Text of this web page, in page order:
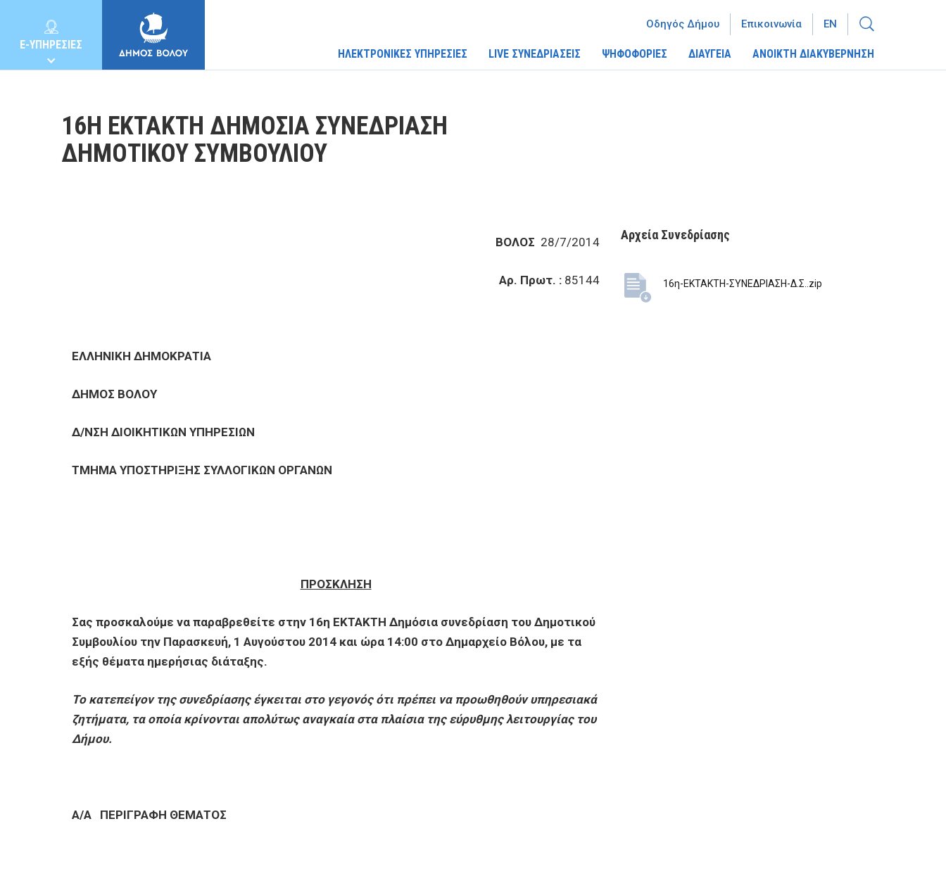
E-ΥΠΗΡΕΣΙΕΣ
ΗΛΕΚΤΡΟΝΙΚΕΣ ΥΠΗΡΕΣΙΕΣ LIVE ΣΥΝΕΔΡΙΑΣΕΙΣ ΨΗΦΟΦΟΡΙΕΣ ΔΙΑΥΓΕΙΑ ΑΝΟΙΚΤΗ ΔΙΑΚΥΒΕΡΝΗΣΗ
Οδηγός Δήμου Επικοινωνία EN
16Η ΕΚΤΑΚΤΗ ΔΗΜΟΣΙΑ ΣΥΝΕΔΡΙΑΣΗ
ΔΗΜΟΤΙΚΟΥ ΣΥΜΒΟΥΛΙΟΥ
ΒΟΛΟΣ 28/7/2014
Αρ. Πρωτ. : 85144
ΕΛΛΗΝΙΚΗ ΔΗΜΟΚΡΑΤΙΑ
ΔΗΜΟΣ ΒΟΛΟΥ
Δ/ΝΣΗ ΔΙΟΙΚΗΤΙΚΩΝ ΥΠΗΡΕΣΙΩΝ
ΤΜΗΜΑ ΥΠΟΣΤΗΡΙΞΗΣ ΣΥΛΛΟΓΙΚΩΝ ΟΡΓΑΝΩΝ
ΠΡΟΣΚΛΗΣΗ
Σας προσκαλούμε να παραβρεθείτε στην 16η ΕΚΤΑΚΤΗ Δημόσια συνεδρίαση του Δημοτικού
Συμβουλίου την Παρασκευή, 1 Αυγούστου 2014 και ώρα 14:00 στο Δημαρχείο Βόλου, με τα
εξής θέματα ημερήσιας διάταξης.
Το κατεπείγον της συνεδρίασης έγκειται στο γεγονός ότι πρέπει να προωθηθούν υπηρεσιακά
ζητήματα, τα οποία κρίνονται απολύτως αναγκαία στα πλαίσια της εύρυθμης λειτουργίας του
Δήμου.
Α/Α ΠΕΡΙΓΡΑΦΗ ΘΕΜΑΤΟΣ
Αρχεία Συνεδρίασης
16η-ΕΚΤΑΚΤΗ-ΣΥΝΕΔΡΙΑΣΗ-Δ.Σ..zip